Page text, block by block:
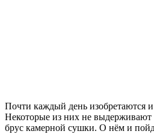
Почти каждый день изобретаются
Некоторые из них не выдерживают
брус камерной сушки. О нём и